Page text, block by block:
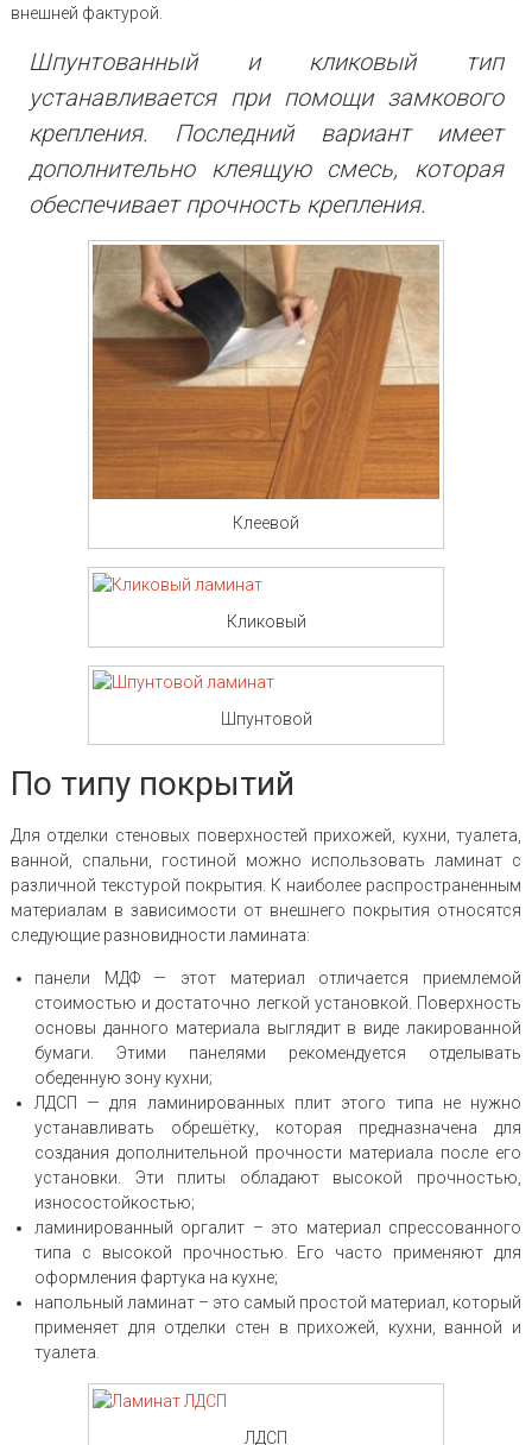
внешней фактурой.
Шпунтованный и кликовый тип
устанавливается при помощи замкового
крепления. Последний вариант имеет
дополнительно клеящую смесь, которая
обеспечивает прочность крепления.
Клеевой
Кликовый
Шпунтовой
По типу покрытий
Для отделки стеновых поверхностей прихожей, кухни, туалета,
ванной, спальни, гостиной можно использовать ламинат с
различной текстурой покрытия. К наиболее распространенным
материалам в зависимости от внешнего покрытия относятся
следующие разновидности ламината:
панели МДФ — этот материал отличается приемлемой
стоимостью и достаточно легкой установкой. Поверхность
основы данного материала выглядит в виде лакированной
бумаги. Этими панелями рекомендуется отделывать
обеденную зону кухни;
ЛДСП — для ламинированных плит этого типа не нужно
устанавливать обрешётку, которая предназначена для
создания дополнительной прочности материала после его
установки. Эти плиты обладают высокой прочностью,
износостойкостью;
ламинированный оргалит – это материал спрессованного
типа с высокой прочностью. Его часто применяют для
оформления фартука на кухне;
напольный ламинат – это самый простой материал, который
применяет для отделки стен в прихожей, кухни, ванной и
туалета.
ЛДСП